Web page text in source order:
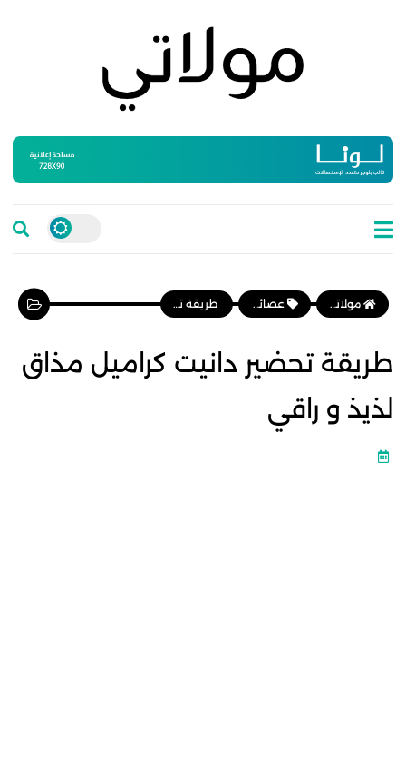
مولاتي موقع نسائي مغربي يهتم بالمرأة المغربية، وأخبار الأسرة و المجتمع عصائر ومشروبات طريقة تحضير دانيت كراميل مذاق لذيذ و راقي
طريقة تحضير دانيت كراميل مذاق
لذيذ و راقي